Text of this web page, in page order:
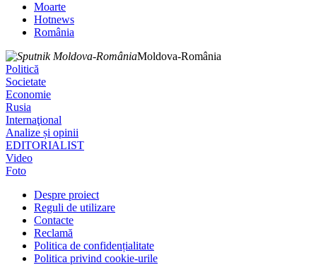
Moarte
Hotnews
România
Moldova-România
Politică
Societate
Economie
Rusia
Internaţional
Analize și opinii
EDITORIALIST
Video
Foto
Despre proiect
Reguli de utilizare
Contacte
Reclamă
Politica de confidențialitate
Politica privind cookie-urile